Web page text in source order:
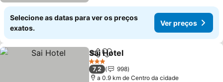
Selecione as datas para ver os preços
exatos.
Ver preços
PartilharAdicionar aos favoritos
Sai Hotel
3 Estrelas
7,2
998
a 0.9 km de Centro da cidade